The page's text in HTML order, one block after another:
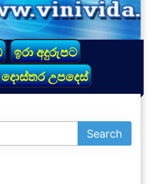
ඉරා අදුරුපට
උපදෙස්